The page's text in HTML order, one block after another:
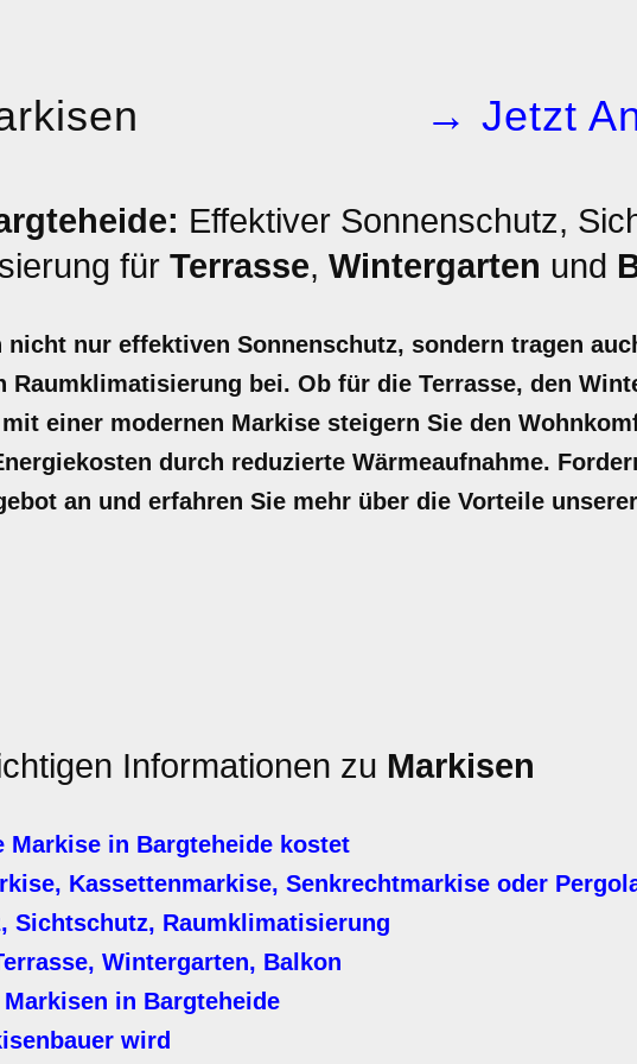
→ Jetzt
Effektiver Sonnenschutz,
für Terrasse, Wintergarten und
nicht nur effektiven Sonnenschutz, sondern tragen
Raumklimatisierung bei. Ob für die Terrasse, den
einer modernen Markise steigern Sie den
durch reduzierte Wärmeaufnahme.
an und erfahren Sie mehr über die Vorteile
Informationen zu Markisen
Markise in Bargteheide kostet
Kassettenmarkise, Senkrechtmarkise oder
Sichtschutz, Raumklimatisierung
Wintergarten, Balkon
in Bargteheide
wird